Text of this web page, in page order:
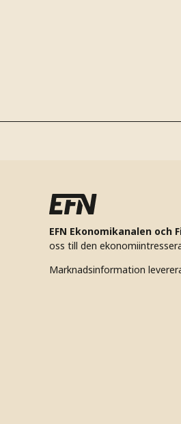
EFN Ekonomikanalen och
oss till den
Marknadsinformation